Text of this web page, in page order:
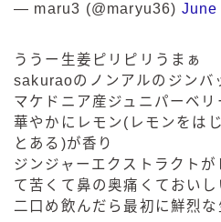
— maru3 (@maryu36) June
ううー生姜ピリピリうまぁ
sakuraoのノンアルのジンバ
マケドニア産ジュニパーベ
華やかにレモン(レモンをは
とある)が香り
ジンジャーエクストラクト
て苦くて鼻の奥痛くておいし
二口め飲んだら最初に鮮烈な